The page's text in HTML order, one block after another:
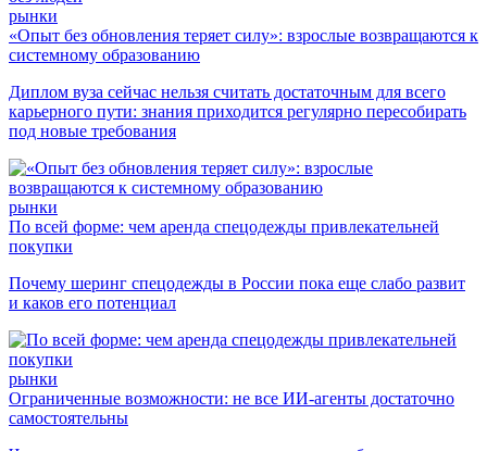
рынки
«Опыт без обновления теряет силу»: взрослые возвращаются к
системному образованию
Диплом вуза сейчас нельзя считать достаточным для всего
карьерного пути: знания приходится регулярно пересобирать
под новые требования
рынки
По всей форме: чем аренда спецодежды привлекательней
покупки
Почему шеринг спецодежды в России пока еще слабо развит
и каков его потенциал
рынки
Ограниченные возможности: не все ИИ-агенты достаточно
самостоятельны